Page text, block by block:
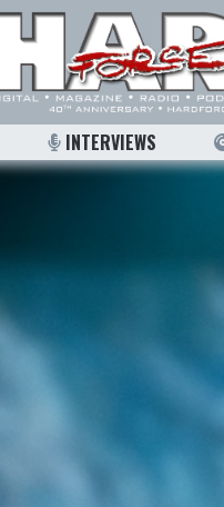
INTERVIEWS